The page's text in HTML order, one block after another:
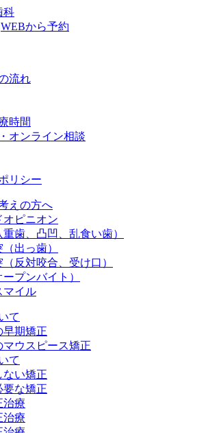
WEBから予約
流れ
時間
オンライン相談
リシー
えの方へ
オピニオン
歯、凸凹、乱食い歯）
（出っ歯）
反対咬合、受け口）
プンバイト）
マイル
て
早期矯正
マウスピース矯正
て
ない矯正
要な矯正
治療
治療